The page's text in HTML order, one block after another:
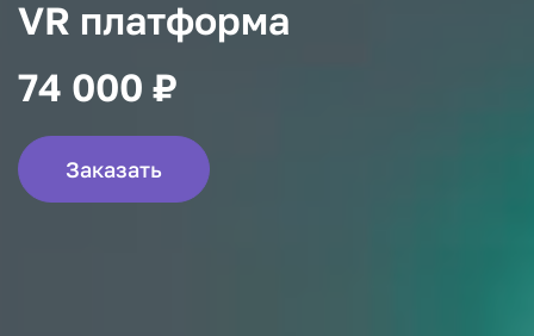
VR платформа
74 000 ₽
Заказать